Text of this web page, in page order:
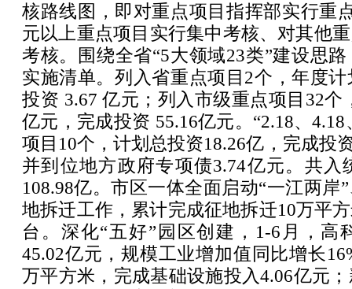
核路线图，即对重点项目指挥部实行重
元以上重点项目实行集中考核、对其他
考核。围绕全省“5大领域23类”建设思
实施清单。列入省重点项目2个，年度
投资 3.67 亿元；列入市级重点项目32个
亿元，完成投资 55.16亿元。“2.18、
项目10个，计划总投资18.26亿，完成投
并到位地方政府专项债3.74亿元。共入
108.98亿。市区一体全面启动“一江两岸
地拆迁工作，累计完成征地拆迁10万平
台。深化“五好”园区创建，1-6月，高
45.02亿元，规模工业增加值同比增长
万平方米，完成基础设施投入4.06亿元